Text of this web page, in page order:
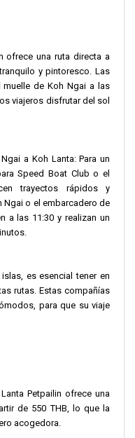
ofrece una ruta directa a
y pintoresco. Las
de Koh Ngai a las
viajeros disfrutar del sol
a Koh Lanta: Para un
Speed Boat Club o el
trayectos rápidos y
Ngai o el embarcadero de
a las 11:30 y realizan un
es esencial tener en
rutas. Estas compañías
para que su viaje
Petpailin ofrece una
de 550 THB, lo que la
acogedora.